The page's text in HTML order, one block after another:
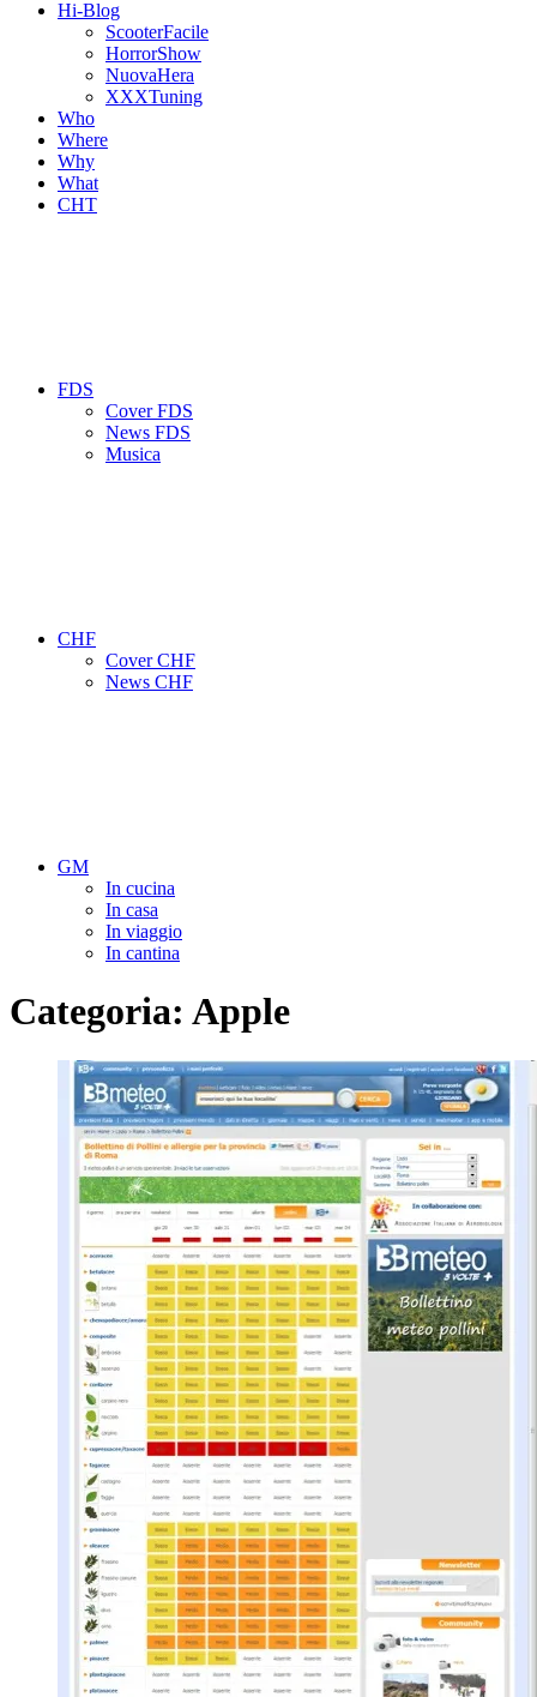
Hi-Blog
ScooterFacile
HorrorShow
NuovaHera
XXXTuning
Who
Where
Why
What
CHT
FDS
Cover FDS
News FDS
Musica
CHF
Cover CHF
News CHF
GM
In cucina
In casa
In viaggio
In cantina
Categoria: Apple